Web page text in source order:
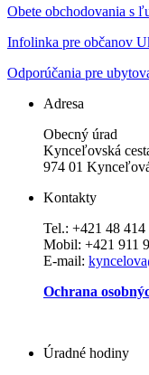
Obete obchodovania s
Infolinka pre občanov
Odporúčania pre
Adresa
Obecný úrad
Kynceľovská
974 01
Kontakty
Tel.: +421 48 414
Mobil: +421 911
E-mail:
Ochrana
Úradné hodiny